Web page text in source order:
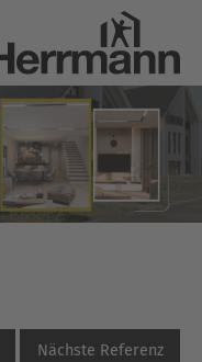
Nächste Referenz